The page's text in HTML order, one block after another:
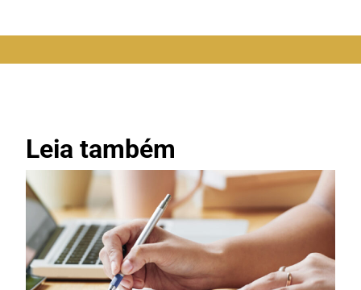
Leia também